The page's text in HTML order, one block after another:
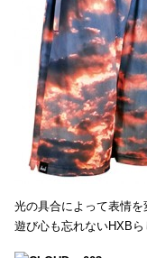
光の具合によって表情を
遊び心も忘れないHXB